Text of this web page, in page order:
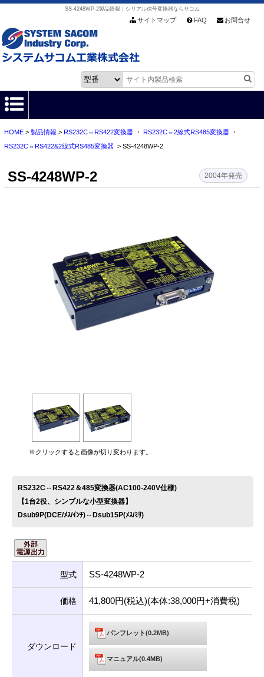
SS-4248WP-2製品情報｜シリアル信号変換器ならサコム
サイトマップ FAQ お問合せ
HOME
各種ダウンロード
会社情報
お問い合わせ
HOME> 製品情報 > RS232C⇔RS422変換器・ RS232C⇔2線式RS485変換器・
RS232C⇔RS422&2線式RS485変換器> SS-4248WP-2
SS-4248WP-2 2004年発売
※クリックすると画像が切り変わります。
RS232C⇔RS422＆485変換器(AC100-240V仕様)
【1台2役、シンプルな小型変換器】
Dsub9P(DCE/ﾒｽ/ｲﾝﾁ)⇔Dsub15P(ﾒｽ/ﾐﾘ)
型式 SS-4248WP-2
価格 41,800円(税込)(本体:38,000円+消費税)
ダウンロード
パンフレット(0.2MB)
マニュアル(0.4MB)